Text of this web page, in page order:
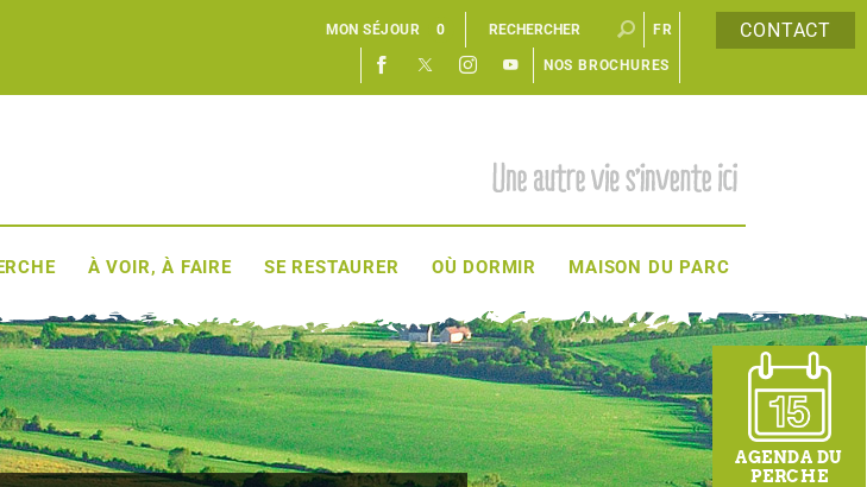
CONTACT
EN
FR
MON SÉJOUR 0
NOS BROCHURES
À VOIR, À FAIRE SE RESTAURER OÙ DORMIR MAISON DU PARC
AGENDA DU
PERCHE